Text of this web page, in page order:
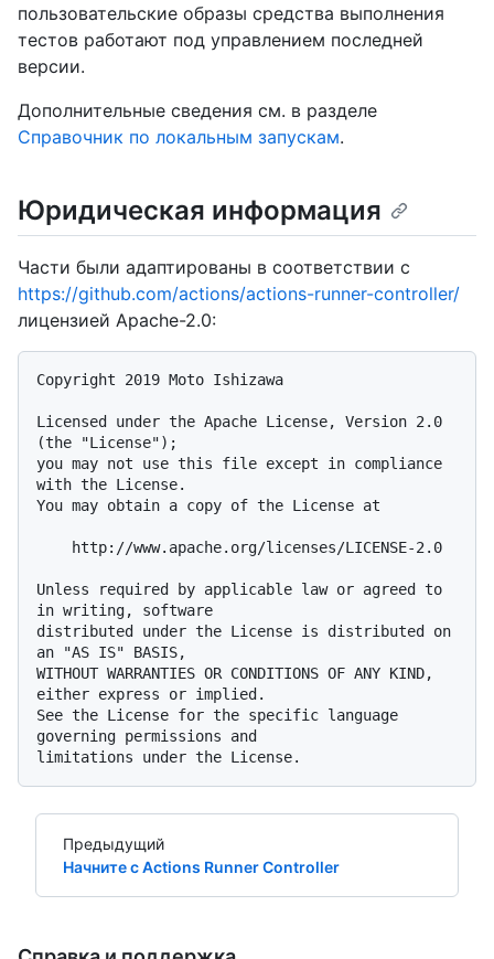
пользовательские образы средства выполнения
тестов работают под управлением последней
версии.
Дополнительные сведения см. в разделе
Справочник по локальным запускам.
Юридическая информация
Части были адаптированы в соответствии с
https://github.com/actions/actions-runner-controller/
лицензией Apache-2.0:
Copyright 2019 Moto Ishizawa
Licensed under the Apache License, Version 2.0
(the "License");
you may not use this file except in compliance
with the License.
You may obtain a copy of the License at
Unless required by applicable law or agreed to
in writing, software
distributed under the License is distributed on
an "AS IS" BASIS,
WITHOUT WARRANTIES OR CONDITIONS OF ANY KIND,
either express or implied.
See the License for the specific language
governing permissions and
Предыдущий
Начните с Actions Runner Controller